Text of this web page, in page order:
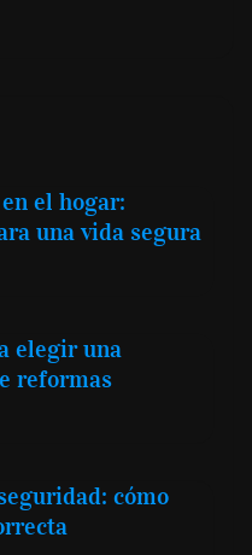
el hogar:
una vida segura
elegir una
reformas
cómo